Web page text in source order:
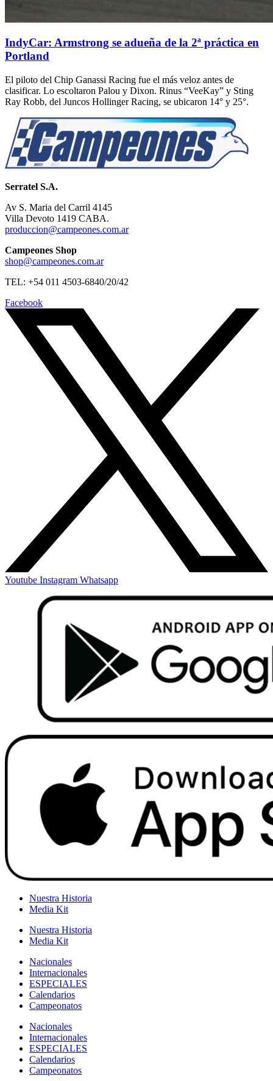
IndyCar: Armstrong se adueña de la 2ª práctica en
Portland
El piloto del Chip Ganassi Racing fue el más veloz antes de
clasificar. Lo escoltaron Palou y Dixon. Rinus “VeeKay” y Sting
Ray Robb, del Juncos Hollinger Racing, se ubicaron 14° y 25°.
Serratel S.A.
Av S. Maria del Carril 4145
Villa Devoto 1419 CABA.
produccion@campeones.com.ar
Campeones Shop
shop@campeones.com.ar
TEL: +54 011 4503-6840/20/42
Facebook
Youtube Instagram Whatsapp
Nuestra Historia
Media Kit
Nuestra Historia
Media Kit
Nacionales
Internacionales
ESPECIALES
Calendarios
Campeonatos
Nacionales
Internacionales
ESPECIALES
Calendarios
Campeonatos